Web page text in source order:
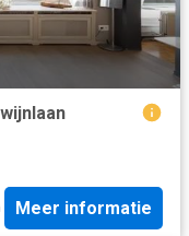
Meer informatie